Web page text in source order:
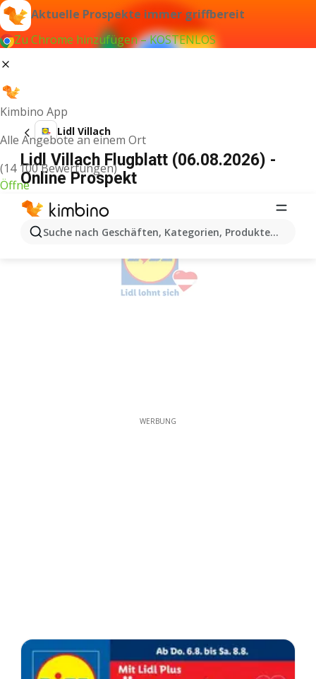
Aktuelle Prospekte immer griffbereit
Zu Chrome hinzufügen – KOSTENLOS
Kimbino App
Alle Angebote an einem Ort
(14 100 Bewertungen)
Öffne
Suche nach Geschäften, Kategorien, Produkten...
Lidl Villach
Lidl Villach Flugblatt (06.08.2026) -
Online Prospekt
WERBUNG